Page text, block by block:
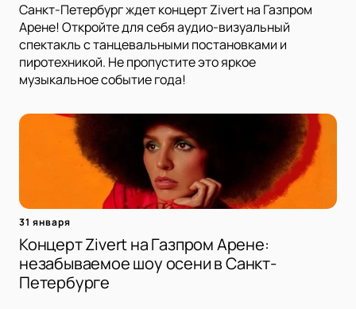
Санкт-Петербург ждет концерт Zivert на Газпром
Арене! Откройте для себя аудио-визуальный
спектакль с танцевальными постановками и
пиротехникой. Не пропустите это яркое
музыкальное событие года!
31 января
Концерт Zivert на Газпром Арене:
незабываемое шоу осени в Санкт-
Петербурге